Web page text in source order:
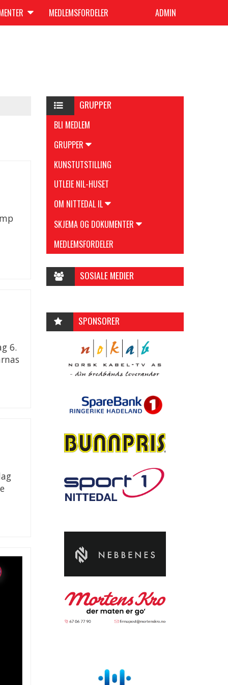
MEDLEMSFORDELER ADMIN
6.
GRUPPER
BLI MEDLEM
GRUPPER
KUNSTUTSTILLING
UTLEIE NIL-HUSET
OM NITTEDAL IL
SKJEMA OG DOKUMENTER
MEDLEMSFORDELER
SOSIALE MEDIER
SPONSORER